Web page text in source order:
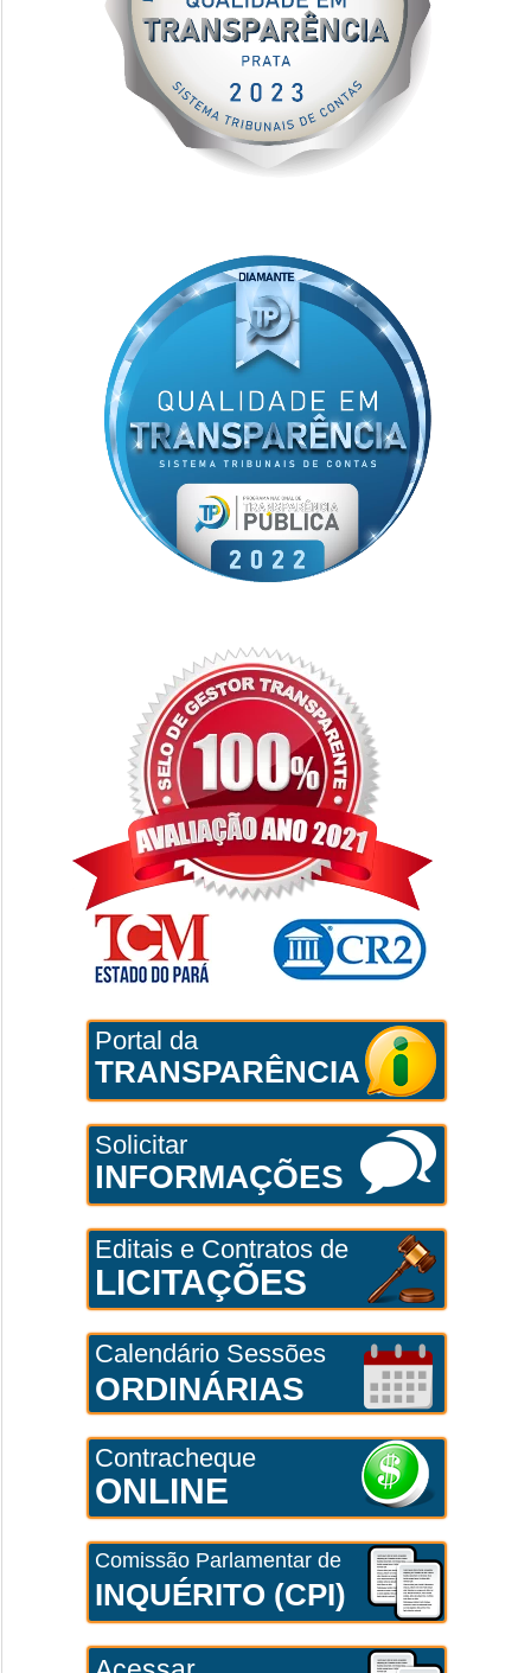
Portal da
TRANSPARÊNCIA
Solicitar
INFORMAÇÕES
Editais e Contratos de
LICITAÇÕES
Calendário Sessões
ORDINÁRIAS
Contracheque
ONLINE
Comissão Parlamentar de
INQUÉRITO (CPI)